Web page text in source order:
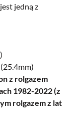
jedną z
z rolgazem
1982-2022 (z
rolgazem z lat